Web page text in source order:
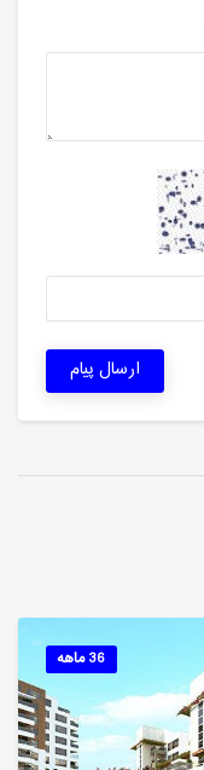
ارسال پیام
36 ماهه